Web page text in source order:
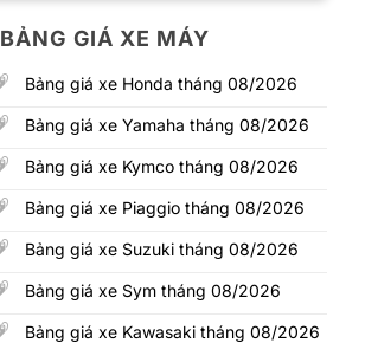
BẢNG GIÁ XE MÁY
Bảng giá xe Honda tháng 08/2026
Bảng giá xe Yamaha tháng 08/2026
Bảng giá xe Kymco tháng 08/2026
Bảng giá xe Piaggio tháng 08/2026
Bảng giá xe Suzuki tháng 08/2026
Bảng giá xe Sym tháng 08/2026
Bảng giá xe Kawasaki tháng 08/2026